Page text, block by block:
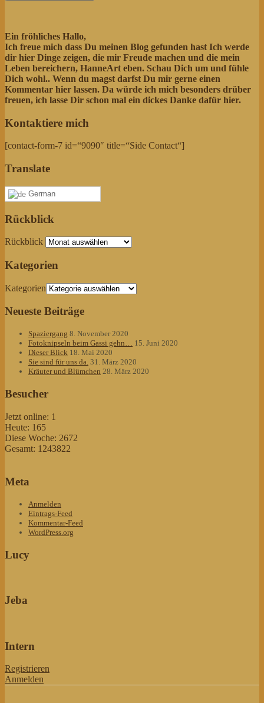
Ein fröhliches Hallo,
Ich freue mich dass Du meinen Blog gefunden hast Ich werde
dir hier Dinge zeigen, die mir Freude machen und die mein
Leben bereichern, HanneArt eben. Schau Dich um und fühle
Dich wohl.. Wenn du magst darfst Du mir gerne einen
Kommentar hier lassen. Da würde ich mich besonders drüber
freuen, ich lasse Dir schon mal ein dickes Danke dafür hier.
Kontaktiere mich
[contact-form-7 id=“9090″ title=“Side Contact“]
Translate
German
Rückblick
Rückblick
Kategorien
Kategorien
Neueste Beiträge
Spaziergang 8. November 2020
Fotoknipseln beim Gassi gehn… 15. Juni 2020
Dieser Blick 18. Mai 2020
Sie sind für uns da. 31. März 2020
Kräuter und Blümchen 28. März 2020
Besucher
Jetzt online: 1
Heute: 165
Diese Woche: 2672
Gesamt: 1243822
Meta
Anmelden
Eintrags-Feed
Kommentar-Feed
WordPress.org
Lucy
Jeba
Intern
Registrieren
Anmelden